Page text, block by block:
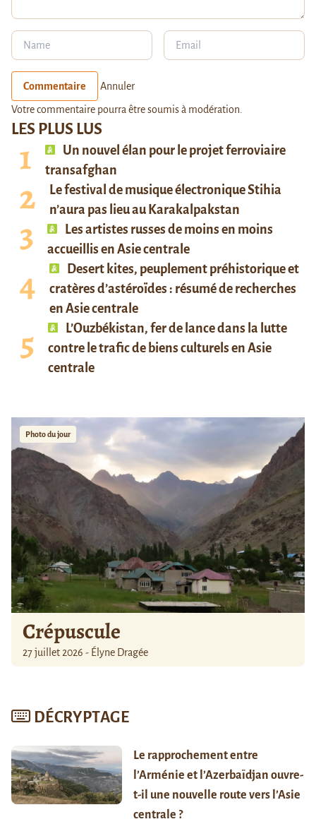
LES PLUS LUS
Un nouvel élan pour le projet ferroviaire
transafghan
Le festival de musique électronique Stihia
n’aura pas lieu au Karakalpakstan
Les artistes russes de moins en moins
accueillis en Asie centrale
Desert kites, peuplement préhistorique et
cratères d’astéroïdes : résumé de recherches
en Asie centrale
L’Ouzbékistan, fer de lance dans la lutte
contre le trafic de biens culturels en Asie
centrale
Photo du jour
Crépuscule
27 juillet 2026 - Élyne Dragée
DÉCRYPTAGE
Le rapprochement entre
l’Arménie et l’Azerbaïdjan ouvre-
t-il une nouvelle route vers l’Asie
centrale ?
Commentaire Annuler
Votre commentaire pourra être soumis à modération.